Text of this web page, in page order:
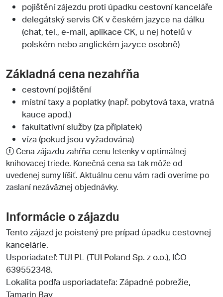
pojištění zájezdu proti úpadku cestovní kanceláře
delegátský servis CK v českém jazyce na dálku
(chat, tel., e-mail, aplikace CK, u nej hotelů v
polském nebo anglickém jazyce osobně)
Základná cena nezahŕňa
cestovní pojištění
místní taxy a poplatky (např. pobytová taxa, vratná
kauce apod.)
fakultativní služby (za příplatek)
víza (pokud jsou vyžadována)
Cena zájazdu zahŕňa cenu letenky v optimálnej
knihovacej triede. Konečná cena sa tak môže od
uvedenej sumy líšiť. Aktuálnu cenu vám radi overíme po
zaslaní nezáväznej objednávky.
Informácie o zájazdu
Tento zájazd je poistený pre prípad úpadku cestovnej
kancelárie.
Usporiadateľ: TUI PL (TUI Poland Sp. z o.o.), IČO
639552348.
Lokalita podľa usporiadateľa: Západné pobrežie,
Tamarin Bay